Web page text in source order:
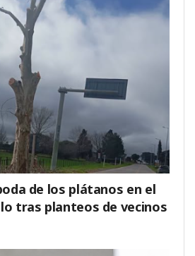
de los plátanos en el
tras planteos de vecinos